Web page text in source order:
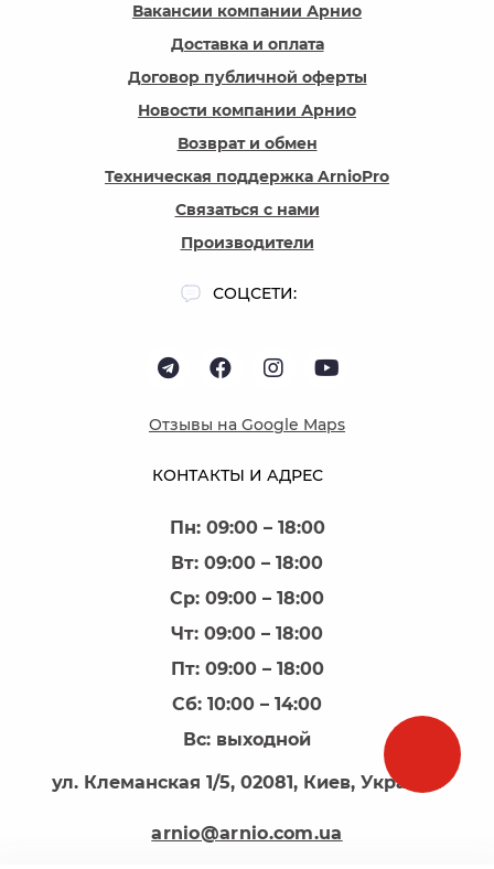
КОНТАКТЫ И АДРЕС
Пн: 09:00 – 18:00
Вт: 09:00 – 18:00
Ср: 09:00 – 18:00
Чт: 09:00 – 18:00
Пт: 09:00 – 18:00
Сб: 10:00 – 14:00
Вс: выходной
ул. Клеманская 1/5, 02081, Киев, Украина
arnio@arnio.com.ua
Вакансии компании Арнио
Доставка и оплата
Договор публичной оферты
Новости компании Арнио
Возврат и обмен
Техническая поддержка ArnioPro
Связаться с нами
Производители
СОЦСЕТИ:
Отзывы на Google Maps